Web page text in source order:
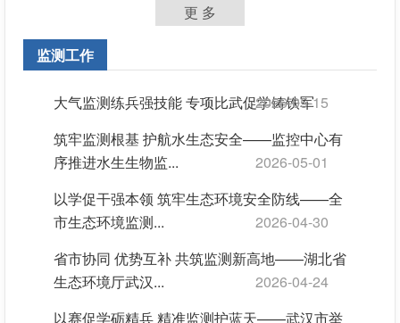
更 多
监测工作
大气监测练兵强技能 专项比武促学铸铁军
2026-05-15
筑牢监测根基 护航水生态安全——监控中心有
序推进水生生物监...
2026-05-01
以学促干强本领 筑牢生态环境安全防线——全
市生态环境监测...
2026-04-30
省市协同 优势互补 共筑监测新高地——湖北省
生态环境厅武汉...
2026-04-24
以赛促学砺精兵 精准监测护蓝天——武汉市举